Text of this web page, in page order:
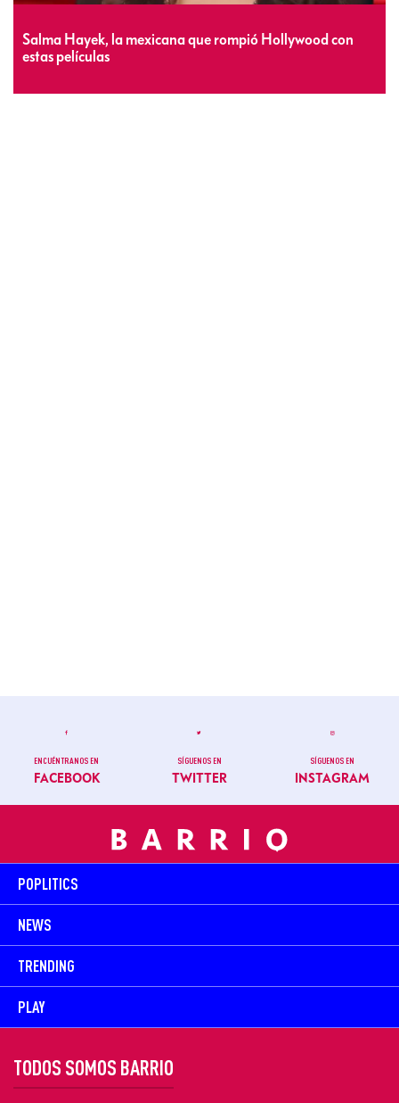
Salma Hayek, la mexicana que rompió Hollywood con
estas películas
ENCUÉNTRANOS EN
FACEBOOK
SÍGUENOS EN
TWITTER
SÍGUENOS EN
INSTAGRAM
POPLITICS
NEWS
TRENDING
PLAY
TODOS SOMOS BARRIO